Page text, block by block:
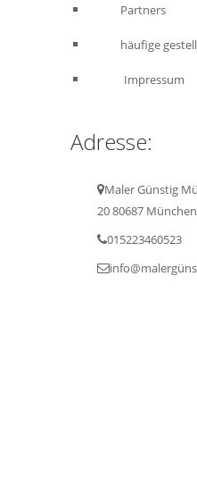
Partners
häufige
Impressum
Adresse:
Maler Günstig
20 80687 München
015223460523